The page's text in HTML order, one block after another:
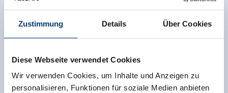
Zustimmung Details Über Cookies
Diese Webseite verwendet Cookies
Wir verwenden Cookies, um Inhalte und Anzeigen zu
personalisieren, Funktionen für soziale Medien anbieten
Links
Homepage